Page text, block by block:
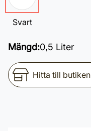
Svart
Mängd:0,5 Liter
Hitta till butiken